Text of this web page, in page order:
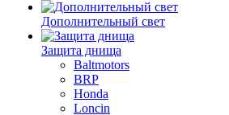
Дополнительный свет
Защита днища
Baltmotors
BRP
Honda
Loncin